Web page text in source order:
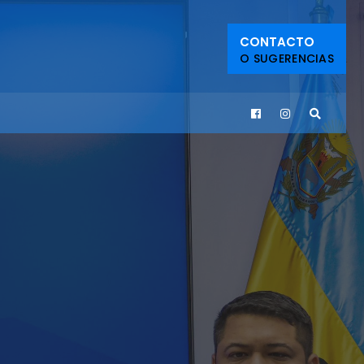
CONTACTO
O SUGERENCIAS